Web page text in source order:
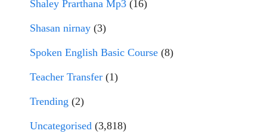
Shaley Prarthana Mp3 (16)
Shasan nirnay (3)
Spoken English Basic Course (8)
Teacher Transfer (1)
Trending (2)
Uncategorised (3,818)